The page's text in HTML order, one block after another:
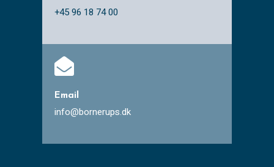
+45 96 18 74 00

Email
info@bornerups.dk